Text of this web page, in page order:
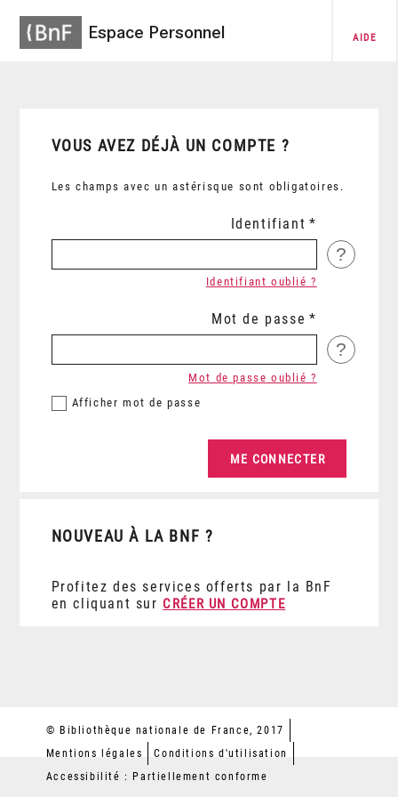
Espace Personnel AIDE
VOUS AVEZ DÉJÀ UN COMPTE ?
Les champs avec un astérisque sont obligatoires.
Identifiant
?
Identifiant oublié ?
Mot de passe
?
Afficher mot de passe
Mot de passe oublié ?
NOUVEAU À LA BNF ?
Profitez des services offerts par la BnF
en cliquant sur CRÉER UN COMPTE
© Bibliothèque nationale de France, 2017
Mentions légales
Conditions d'utilisation
Accessibilité : Partiellement conforme